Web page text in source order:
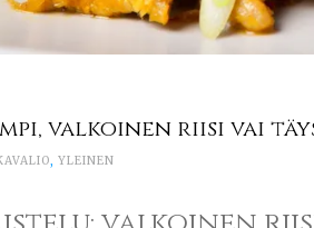
valkoinen riisi vai
, YLEINEN